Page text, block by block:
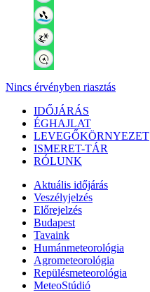
Nincs érvényben riasztás
IDŐJÁRÁS
ÉGHAJLAT
LEVEGŐKÖRNYEZET
ISMERET-TÁR
RÓLUNK
Aktuális időjárás
Veszélyjelzés
Előrejelzés
Budapest
Tavaink
Humánmeteorológia
Agrometeorológia
Repülésmeteorológia
MeteoStúdió